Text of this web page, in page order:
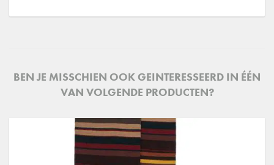
BEN JE MISSCHIEN OOK GEINTERESSEERD IN ÉÉN
VAN VOLGENDE PRODUCTEN?